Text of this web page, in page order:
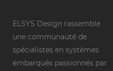
ELSYS Design rassemble
une communauté de
spécialistes en systèmes
embarqués passionnés par